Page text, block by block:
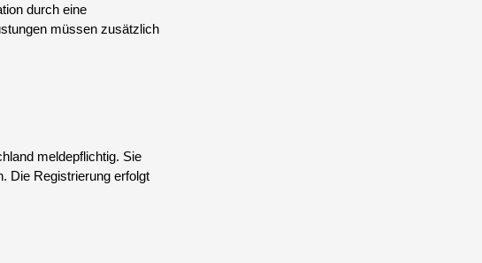
durch eine
müssen zusätzlich
meldepflichtig. Sie
Die Registrierung erfolgt